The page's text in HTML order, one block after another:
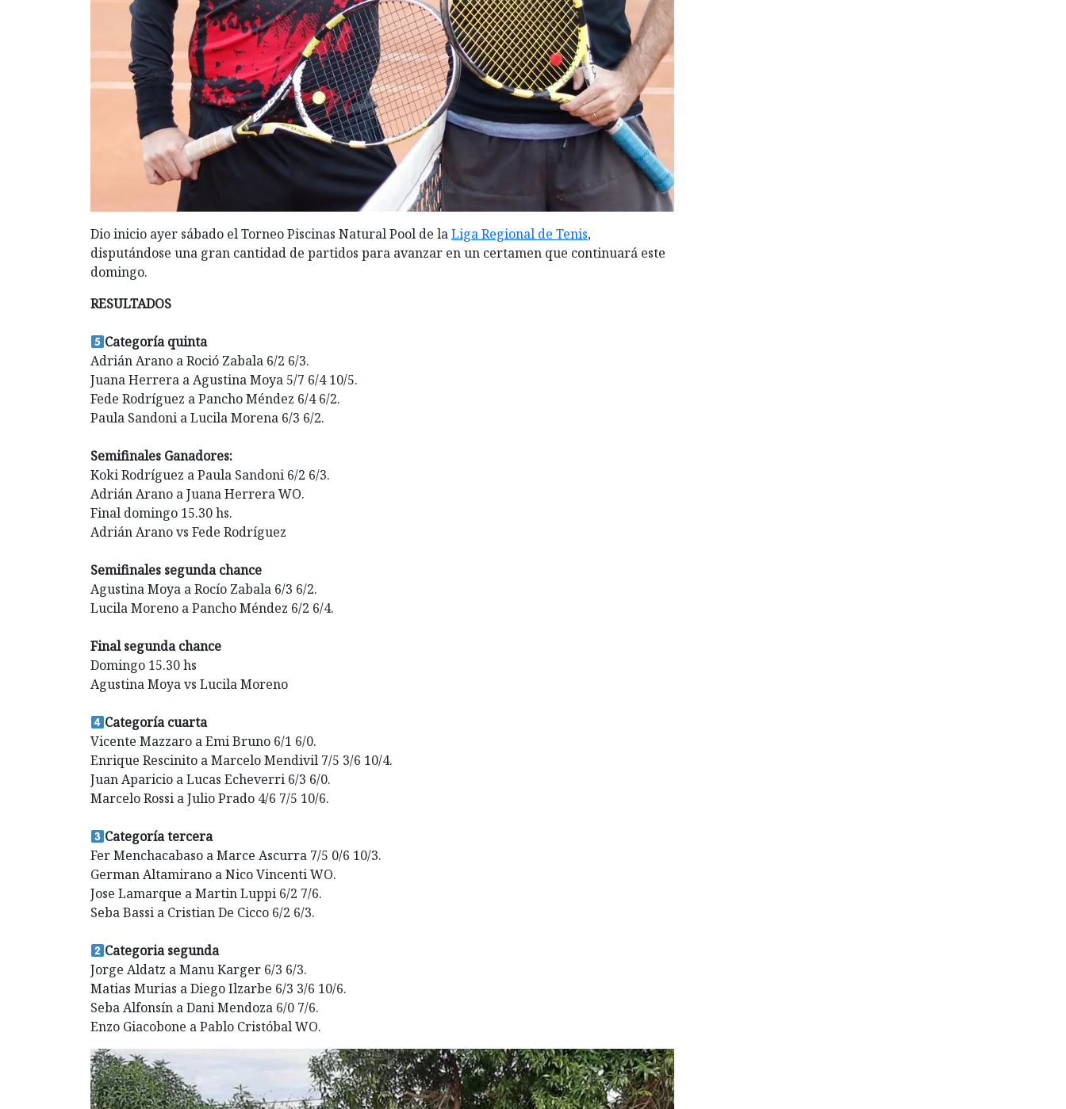
Dio inicio ayer sábado el Torneo Piscinas Natural Pool de laLiga Regional de Tenis,
disputándose una gran cantidad de partidos para avanzar en un certamen que continuará este
domingo.
RESULTADOS
Categoría quinta
Adrián Arano a Roció Zabala 6/2 6/3.
Juana Herrera a Agustina Moya 5/7 6/4 10/5.
Fede Rodríguez a Pancho Méndez 6/4 6/2.
Paula Sandoni a Lucila Morena 6/3 6/2.
Semifinales Ganadores:
Koki Rodríguez a Paula Sandoni 6/2 6/3.
Adrián Arano a Juana Herrera WO.
Final domingo 15.30 hs.
Adrián Arano vs Fede Rodríguez
Semifinales segunda chance
Agustina Moya a Rocío Zabala 6/3 6/2.
Lucila Moreno a Pancho Méndez 6/2 6/4.
Final segunda chance
Domingo 15.30 hs
Agustina Moya vs Lucila Moreno
Categoría cuarta
Vicente Mazzaro a Emi Bruno 6/1 6/0.
Enrique Rescinito a Marcelo Mendivil 7/5 3/6 10/4.
Juan Aparicio a Lucas Echeverri 6/3 6/0.
Marcelo Rossi a Julio Prado 4/6 7/5 10/6.
Categoría tercera
Fer Menchacabaso a Marce Ascurra 7/5 0/6 10/3.
German Altamirano a Nico Vincenti WO.
Jose Lamarque a Martin Luppi 6/2 7/6.
Seba Bassi a Cristian De Cicco 6/2 6/3.
Categoria segunda
Jorge Aldatz a Manu Karger 6/3 6/3.
Matias Murias a Diego Ilzarbe 6/3 3/6 10/6.
Seba Alfonsín a Dani Mendoza 6/0 7/6.
Enzo Giacobone a Pablo Cristóbal WO.